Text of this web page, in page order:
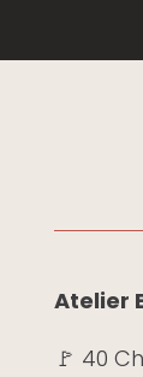
Atelier
🚩 40